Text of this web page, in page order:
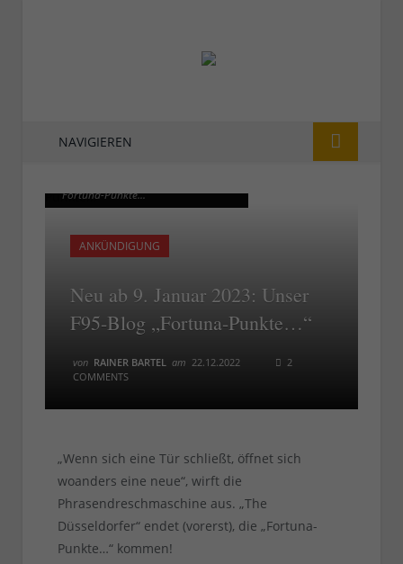
NAVIGIEREN
"Fortuna-Punkte..."
ANKÜNDIGUNG
Neu ab 9. Januar 2023: Unser
F95-Blog „Fortuna-Punkte…“
von RAINER BARTEL am 22.12.2022
2
COMMENTS
"Fortuna-Punkte..."
„Wenn sich eine Tür schließt, öffnet sich
woanders eine neue“, wirft die
Phrasendreschmaschine aus. „The
Düsseldorfer“ endet (vorerst), die „Fortuna-
Punkte…“ kommen!